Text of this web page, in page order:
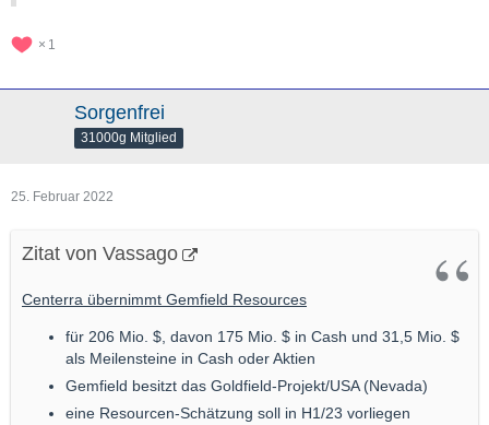
1
Sorgenfrei
31000g Mitglied
25. Februar 2022
Zitat von Vassago
Centerra übernimmt Gemfield Resources
für 206 Mio. $, davon 175 Mio. $ in Cash und 31,5 Mio. $
als Meilensteine in Cash oder Aktien
Gemfield besitzt das Goldfield-Projekt/USA (Nevada)
eine Resourcen-Schätzung soll in H1/23 vorliegen